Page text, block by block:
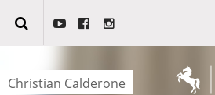
Christian Calderone